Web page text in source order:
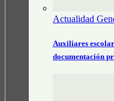
Actualidad
Auxiliares
documentación